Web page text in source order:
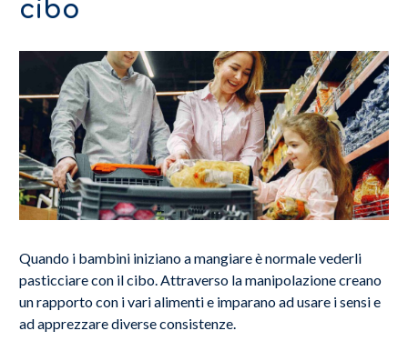
cibo
Quando i bambini iniziano a mangiare è normale vederli
pasticciare con il cibo. Attraverso la manipolazione creano
un rapporto con i vari alimenti e imparano ad usare i sensi e
ad apprezzare diverse consistenze.